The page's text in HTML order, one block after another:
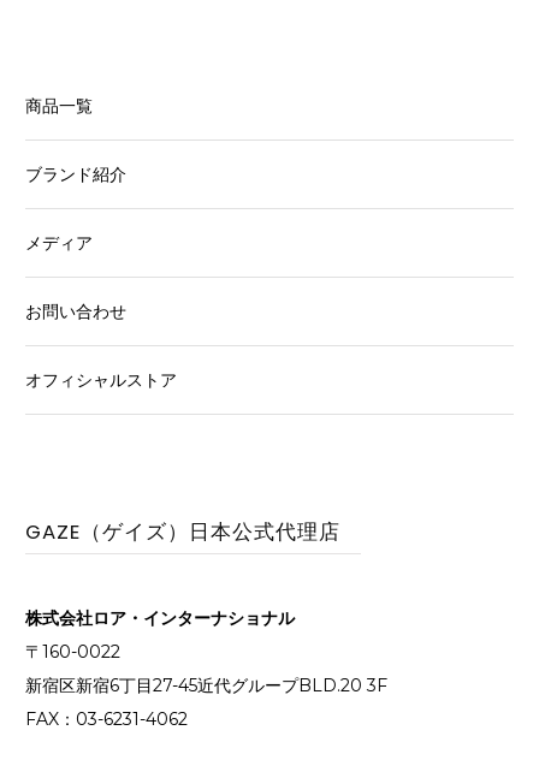
商品一覧
ブランド紹介
メディア
お問い合わせ
オフィシャルストア
GAZE（ゲイズ）日本公式代理店
株式会社ロア・インターナショナル
〒160-0022
新宿区新宿6丁目27-45近代グループBLD.20 3F
FAX：03-6231-4062